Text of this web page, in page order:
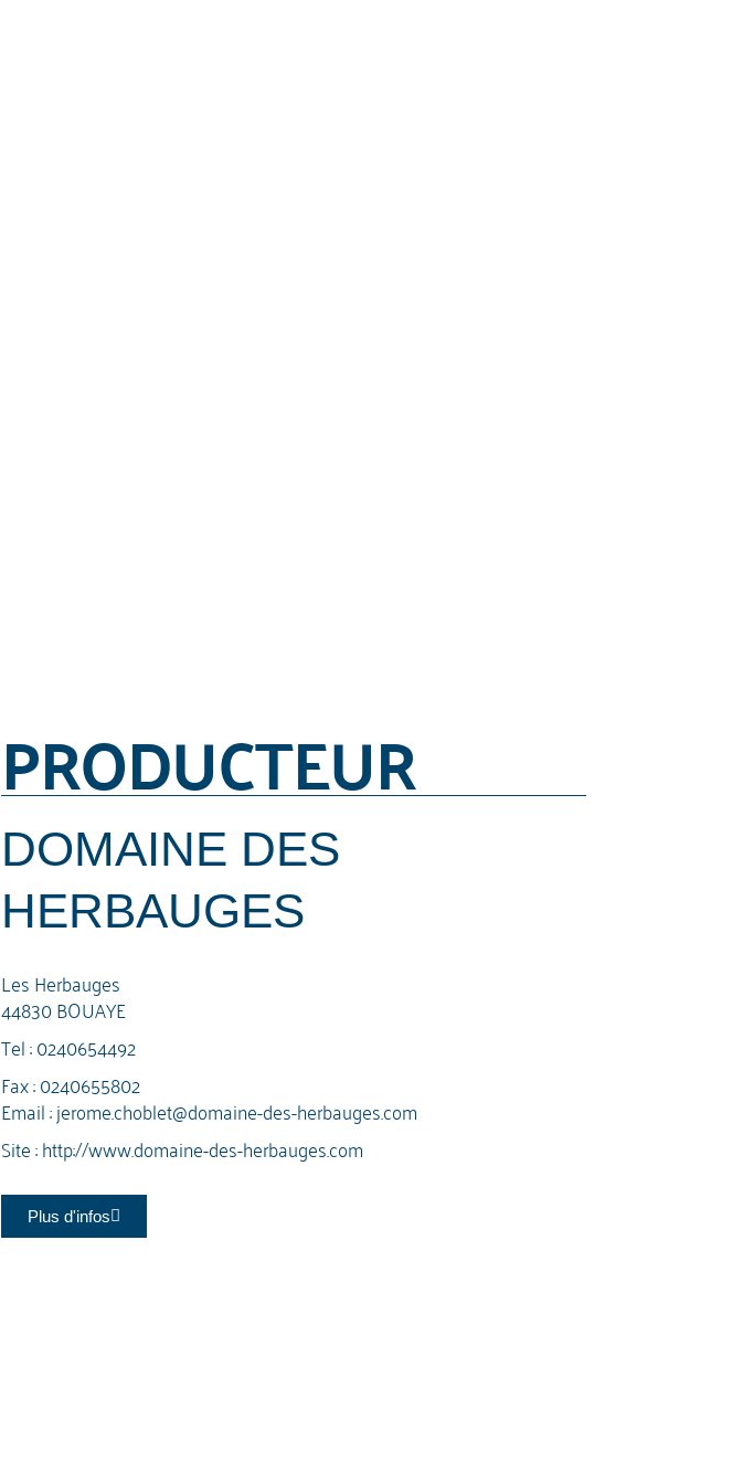
PRODUCTEUR
DOMAINE DES
HERBAUGES
Les Herbauges
44830 BOUAYE
Tel :0240654492
Fax : 0240655802
Email :jerome.choblet@domaine-des-herbauges.com
Site :http://www.domaine-des-herbauges.com
Plus d'infos